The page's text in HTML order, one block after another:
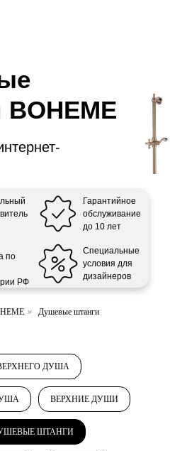
BOHEME
по
РФ
Гарантийное
обслуживание
до 10 лет
Специальные
условия для
дизайнеров
» Душевые штанги
ДУША
ВЕРХНИЕ ДУШИ
ШТАНГИ